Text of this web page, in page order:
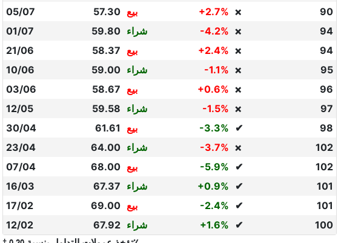
05/07
57.30 بيع +2.7% ❌
90
01/07
59.80 شراء -4.2% ❌
94
21/06
58.37 بيع +2.4% ❌
94
10/06
59.00 شراء -1.1% ❌
95
03/06
58.67 بيع +0.6% ❌
96
12/05
59.58 شراء -1.5% ❌
97
30/04
61.61 بيع -3.3% ✔
98
23/04
64.00 شراء -3.7% ❌
102
07/04
68.00 بيع -5.9% ✔
102
16/03
67.37 شراء +0.9% ✔
101
17/02
69.00 بيع -2.4% ✔
101
12/02
67.92 شراء +1.6% ✔ 100